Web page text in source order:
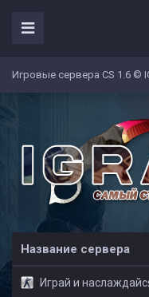
Игровые сервера CS 1.6 ©
Название сервера
Играй и наслаждайся!